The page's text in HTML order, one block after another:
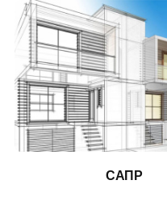
САПР